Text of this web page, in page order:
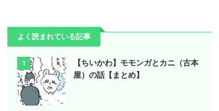
よく読まれている記事
1
【ちいかわ】モモンガとカニ（古本
屋）の話【まとめ】